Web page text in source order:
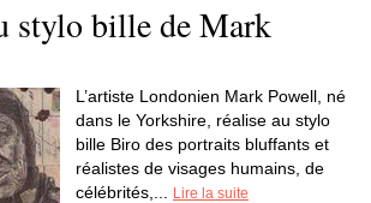
stylo bille de Mark
L’artiste Londonien Mark Powell, né
dans le Yorkshire, réalise au stylo
bille Biro des portraits bluffants et
réalistes de visages humains, de
célébrités,...
Lire la suite